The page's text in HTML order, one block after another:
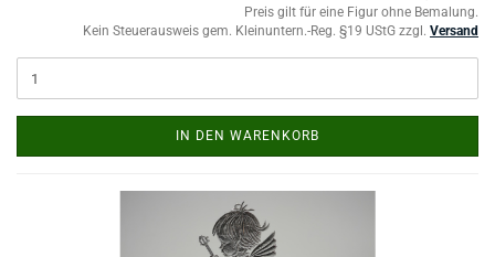
Preis gilt für eine Figur ohne Bemalung.
Kein Steuerausweis gem. Kleinuntern.-Reg. §19 UStG zzgl. Versand
IN DEN WARENKORB